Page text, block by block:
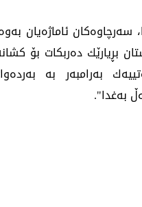
سه‌رچاوه‌كان
بڕیارێك ده‌ربكات بۆ
به‌رامبه‌ر به‌
به‌غدا".